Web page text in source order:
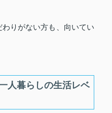
りがない方も、向いてい
人暮らしの生活レベ